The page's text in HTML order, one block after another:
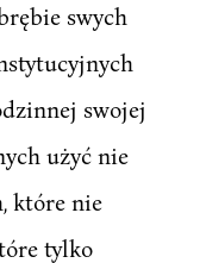
swych
swojej
użyć nie
które nie
tylko